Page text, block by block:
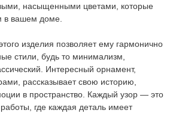
насыщенными цветами, которые
в вашем доме.
изделия позволяет ему гармонично
стили, будь то минимализм,
Интересный орнамент,
рассказывает свою историю,
в пространство. Каждый узор — это
где каждая деталь имеет
ЗАЯВКУ
заказ!